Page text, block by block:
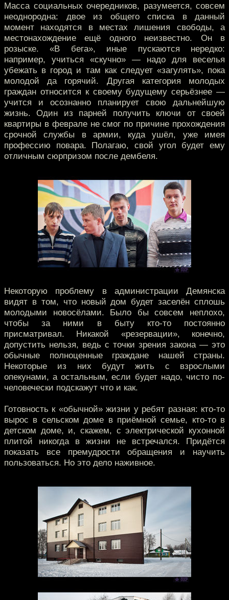
Масса социальных очередников, разумеется, совсем
неоднородна: двое из общего списка в данный
момент находятся в местах лишения свободы, а
местонахождение ещё одного неизвестно. Он в
розыске. «В бега», иные пускаются нередко:
например, учиться «скучно» — надо для веселья
убежать в город и там как следует «загулять», пока
молодой да горячий. Другая категория молодых
граждан относится к своему будущему серьёзнее —
учится и осознанно планирует свою дальнейшую
жизнь. Один из парней получить ключи от своей
квартиры в феврале не смог по причине прохождения
срочной службы в армии, куда ушёл, уже имея
профессию повара. Полагаю, свой угол будет ему
отличным сюрпризом после дембеля.
Некоторую проблему в администрации Демянска
видят в том, что новый дом будет заселён сплошь
молодыми новосёлами. Было бы совсем неплохо,
чтобы за ними в быту кто-то постоянно
присматривал. Никакой «резервации», конечно,
допустить нельзя, ведь с точки зрения закона — это
обычные полноценные граждане нашей страны.
Некоторые из них будут жить с взрослыми
опекунами, а остальным, если будет надо, чисто по-
человечески подскажут что и как.
Готовность к «обычной» жизни у ребят разная: кто-то
вырос в сельском доме в приёмной семье, кто-то в
детском доме, и, скажем, с электрической кухонной
плитой никогда в жизни не встречался. Придётся
показать все премудрости обращения и научить
пользоваться. Но это дело наживное.